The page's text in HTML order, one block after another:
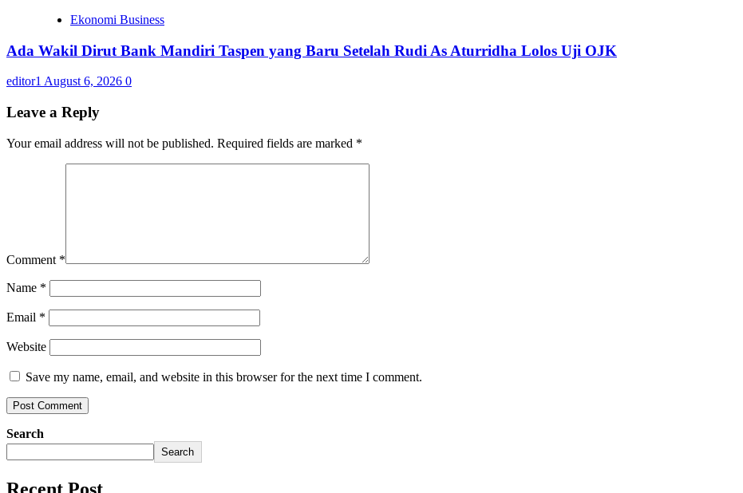
Ekonomi Business
Ada Wakil Dirut Bank Mandiri Taspen yang Baru Setelah Rudi As Aturridha Lolos Uji OJK
editor1 August 6, 2026 0
Leave a Reply
Your email address will not be published. Required fields are marked *
Comment *
Name *
Email *
Website
Save my name, email, and website in this browser for the next time I comment.
Search
Search
Recent Post